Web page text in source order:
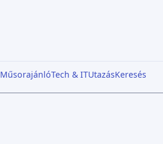
MűsorajánlóTech & ITUtazásKeresés